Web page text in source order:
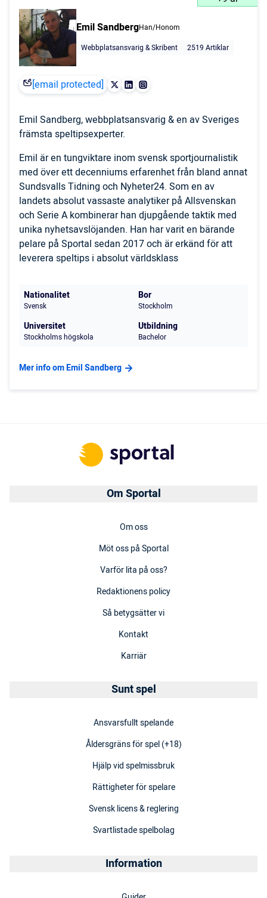
Emil SandbergHan/Honom
Webbplatsansvarig & Skribent
2519 Artiklar
[email protected]
Emil Sandberg, webbplatsansvarig & en av Sveriges
främsta speltipsexperter.
Emil är en tungviktare inom svensk sportjournalistik
med över ett decenniums erfarenhet från bland annat
Sundsvalls Tidning och Nyheter24. Som en av
landets absolut vassaste analytiker på Allsvenskan
och Serie A kombinerar han djupgående taktik med
unika nyhetsavslöjanden. Han har varit en bärande
pelare på Sportal sedan 2017 och är erkänd för att
leverera speltips i absolut världsklass
Nationalitet
Svensk
Bor
Stockholm
Universitet
Stockholms högskola
Utbildning
Bachelor
Mer info om Emil Sandberg
Om Sportal
Om oss
Möt oss på Sportal
Varför lita på oss?
Redaktionens policy
Så betygsätter vi
Kontakt
Karriär
Sunt spel
Ansvarsfullt spelande
Åldersgräns för spel (+18)
Hjälp vid spelmissbruk
Rättigheter för spelare
Svensk licens & reglering
Svartlistade spelbolag
Information